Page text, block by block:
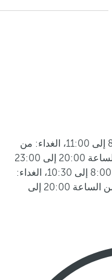
موسم الذروة: الإفطار: من الساعة 8:00 إلى 11:00، الغداء: من
الموسم المنخفض: الإفطار: من الساعة 8:00 إلى 10:30، الغداء:
من الساعة 13:30 إلى 15:30، العشاء: من الساعة 20:00 إلى